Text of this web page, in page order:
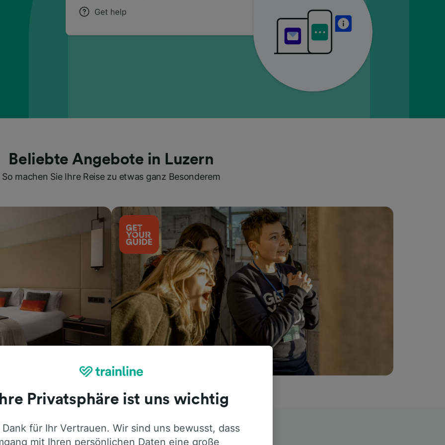
Beliebte Angebote in Luzern
So machen Sie Ihre Reise zu etwas ganz Besonderem
ehrliche Meinung von Trainline-Nutzern
Ihre Privatsphäre ist uns wichtig
für Ihr Vertrauen. Wir sind uns bewusst, dass
mit Ihren persönlichen Daten eine große